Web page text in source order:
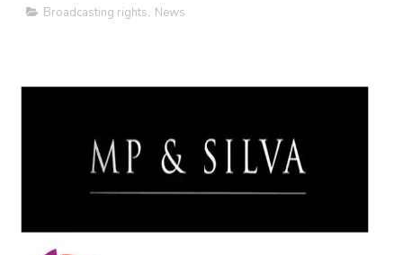
Broadcasting rights, News